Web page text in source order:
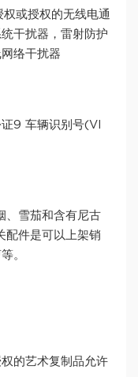
或授权的无线电通
干扰器，雷射防护
络干扰器
9 车辆识别号(VI
、雪茄和含有尼古
配件是可以上架销
。
的艺术复制品允许